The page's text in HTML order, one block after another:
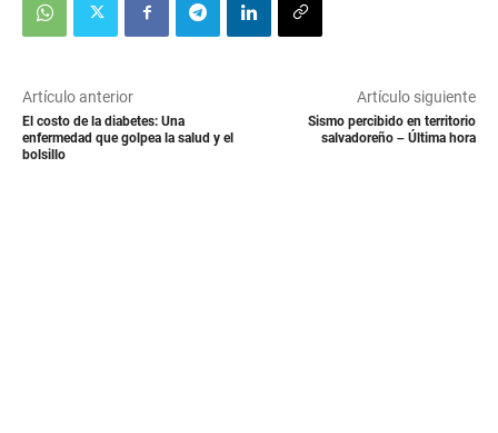
Artículo anterior
El costo de la diabetes: Una
enfermedad que golpea la salud y el
bolsillo
Artículo siguiente
Sismo percibido en territorio
salvadoreño – Última hora